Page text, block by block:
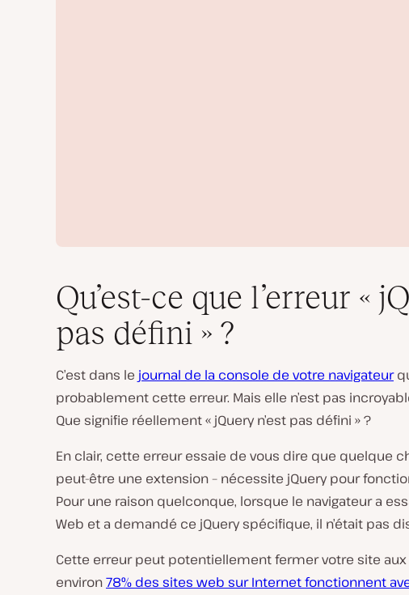
r
l
a
v
d
é
Qu’est-ce que l’erreur «
pas défini » ?
C’est dans le journal de la console de votre navigateur
probablement cette erreur. Mais elle n’est pas
Que signifie réellement « jQuery n’est pas défini » ?
En clair, cette erreur essaie de vous dire que quelque
peut-être une extension – nécessite jQuery pour
Pour une raison quelconque, lorsque le navigateur a
Web et a demandé ce jQuery spécifique, il n’était pas
Cette erreur peut potentiellement fermer votre site
environ78% des sites web sur Internet fonctionnent